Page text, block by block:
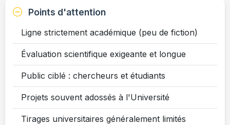
Points d'attention
Ligne strictement académique (peu de fiction)
Évaluation scientifique exigeante et longue
Public ciblé : chercheurs et étudiants
Projets souvent adossés à l'Université
Tirages universitaires généralement limités